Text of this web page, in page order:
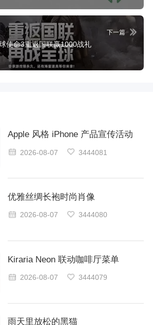
下一篇
使命3重返国联赢1000战礼
Apple 风格 iPhone 产品宣传活动
2026-08-07 3444081
优雅丝绸长袍时尚肖像
2026-08-07 3444080
Kiraria Neon 联动咖啡厅菜单
2026-08-07 3444079
雨天里放松的黑猫